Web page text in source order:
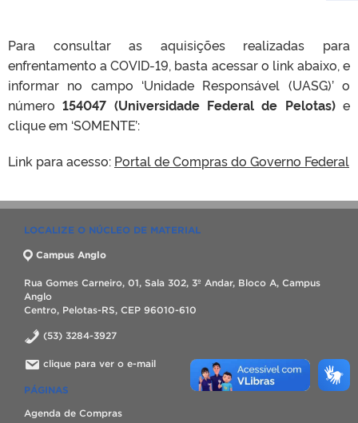
Para consultar as aquisições realizadas para
enfrentamento a COVID-19, basta acessar o link abaixo, e
informar no campo ‘Unidade Responsável (UASG)’ o
número154047 (Universidade Federal de Pelotas)e
clique em ‘SOMENTE’:
Link para acesso: Portal de Compras do Governo Federal
LOCALIZE O NÚCLEO DE MATERIAL
Campus Anglo
Rua Gomes Carneiro, 01, Sala 302, 3º Andar, Bloco A, Campus
Anglo
Centro, Pelotas-RS, CEP 96010-610
(53) 3284-3927
clique para ver o e-mail
PÁGINAS
Agenda de Compras